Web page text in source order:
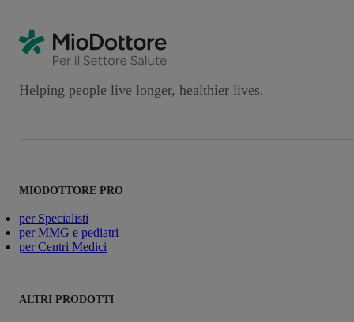
Helping people live longer, healthier lives.
MIODOTTORE PRO
per Specialisti
per MMG e pediatri
per Centri Medici
ALTRI PRODOTTI